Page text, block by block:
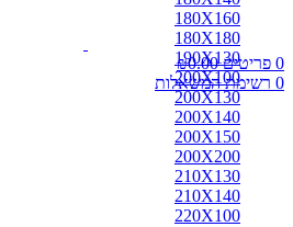
0 פריטים ₪0.00
0 רשימת המשאלות
180X160
180X180
190X130
200X100
200X130
200X140
200X150
200X200
210X130
210X140
220X100